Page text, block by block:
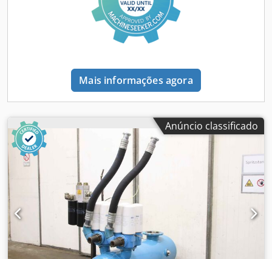
Mais informações agora
Anúncio classificado